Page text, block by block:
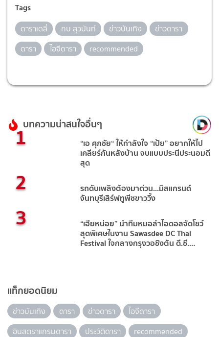
Tags
ดาราเดลี่ กบ สุวนันท์ ข่าวบันเทิง
ข่าวดารา
ดารา
ไอจีดารา recommended
บทความน่าสนใจอื่นๆ
1 “เอ ศุภชัย“ ให้กำลังใจ “เป้ย” อยากให้ไป
เคลียร์กันหลังบ้าน จบแบบประนีประนอมดี
สุด
2 รถดับเพลิงต้องมาด่วน...มิสแกรนด์
จันทบุรีเสิร์ฟทูพีชขาววิ้ง
3 “เฮียหน่อย” นำทีมหมอลำไอดอลจัดโชว์
สุดพิเศษในงาน Sawasdee DC Thai
Festival ใจกลางกรุงวอชิงตัน ดี.ซี.
แท็กยอดนิยม
ข่าวบันเทิง ดารา ข่าวดารา
ไอจีดารา
อินสตราแกรมดารา
ประวัติดารา
recommended